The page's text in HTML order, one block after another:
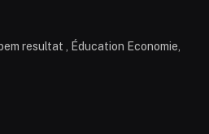
resultat , Éducation Economie,